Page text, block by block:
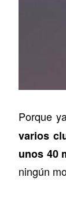
Porque
varios
unos 40
ningún